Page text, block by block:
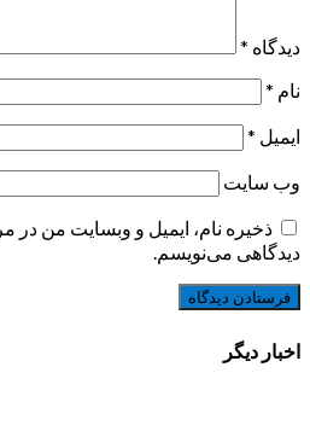
دیدگاه *
نام *
ایمیل *
وب‌ سایت
ذخیره نام، ایمیل و وبسایت من در
دیدگاهی می‌نویسم.
اخبار دیگر